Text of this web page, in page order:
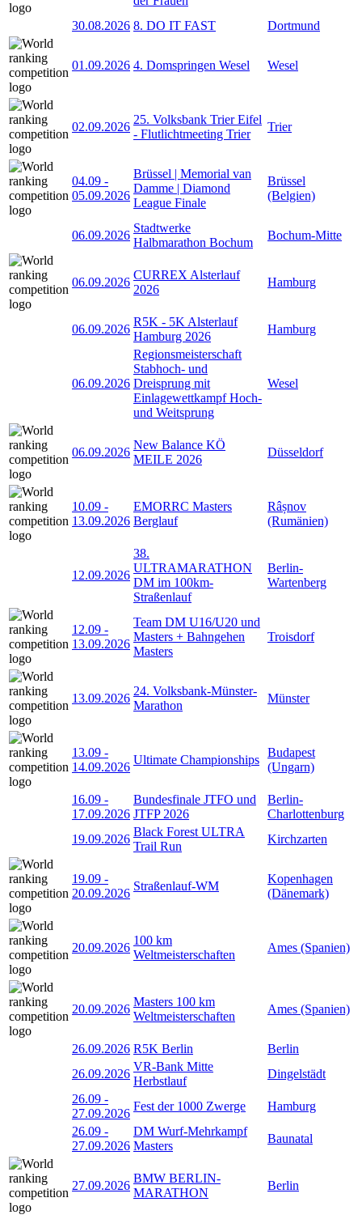
30.08.2026 8. DO IT FAST Dortmund
01.09.2026 4. Domspringen Wesel Wesel
02.09.2026
25. Volksbank Trier Eifel
- Flutlichtmeeting Trier
Trier
04.09 -
05.09.2026
Brüssel | Memorial van
Damme | Diamond
League Finale
Brüssel
(Belgien)
06.09.2026
Stadtwerke
Halbmarathon Bochum
Bochum-Mitte
06.09.2026
CURREX Alsterlauf
2026
Hamburg
06.09.2026
R5K - 5K Alsterlauf
Hamburg 2026
Hamburg
06.09.2026
Regionsmeisterschaft
Stabhoch- und
Dreisprung mit
Einlagewettkampf Hoch-
und Weitsprung
Wesel
06.09.2026
New Balance KÖ
MEILE 2026
Düsseldorf
10.09 -
13.09.2026
EMORRC Masters
Berglauf
Râșnov
(Rumänien)
12.09.2026
38.
ULTRAMARATHON
DM im 100km-
Straßenlauf
Berlin-
Wartenberg
12.09 -
13.09.2026
Team DM U16/U20 und
Masters + Bahngehen
Masters
Troisdorf
13.09.2026
24. Volksbank-Münster-
Marathon
Münster
13.09 -
14.09.2026
Ultimate Championships
Budapest
(Ungarn)
16.09 -
17.09.2026
Bundesfinale JTFO und
JTFP 2026
Berlin-
Charlottenburg
19.09.2026
Black Forest ULTRA
Trail Run
Kirchzarten
19.09 -
20.09.2026
Straßenlauf-WM
Kopenhagen
(Dänemark)
20.09.2026
100 km
Weltmeisterschaften
Ames (Spanien)
20.09.2026
Masters 100 km
Weltmeisterschaften
Ames (Spanien)
26.09.2026 R5K Berlin
Berlin
26.09.2026
VR-Bank Mitte
Herbstlauf
Dingelstädt
26.09 -
27.09.2026
Fest der 1000 Zwerge
Hamburg
26.09 -
27.09.2026
DM Wurf-Mehrkampf
Masters
Baunatal
27.09.2026
BMW BERLIN-
MARATHON
Berlin